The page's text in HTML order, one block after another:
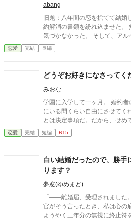
少しずつ自分を取り戻していく
に対して少女であった彼女が最後に
6話 2026.1月 連載版も投稿し
abang
旧題：八年間の恋を捨てて結婚します 八年間愛した婚
約解消の書類を紛れ込ませた。 無関心な彼はサインしたことにも
気づかなかった。 そして、アルベルトはずっと婚約者だった筈の
ルージュの婚約パーティーの記事で気付く。 彼
元を去ったことをーー。 八年もの間ずっと自分だけを盲目的に愛
る。 正式な結婚の日取りまで記された記事にアルベルトは憤る。
「今度はそうやって気を引くつ
恋愛 完結 長編
どうぞお好きになさってく
みおな
学園に入学して一ヶ月。 婚約者の第一王子殿下は言った。 「学園
にいる間くらい自由にさせてく
とは決定事項だ。だから、せめ
りの男として自由に過ごしたい」 公爵令嬢はその綺麗な顔に冷酷
な笑みを浮かべ
恋愛 完結 短編 R15
白い結婚だったので、勝手
ります？
夢窓(ゆめまど)
「――離婚届、受理されました。お疲
官がそう言ったとき、私は心の底からこ
ようやく三年分の無視に終止符を打てるわ。